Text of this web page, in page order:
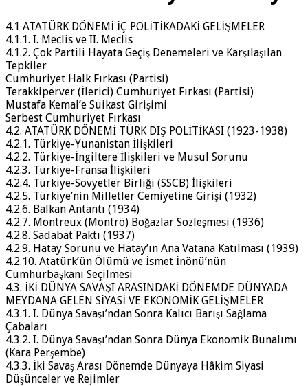
4.1 ATATÜRK DÖNEMİ İÇ POLİTİKADAKİ GELİŞMELER
4.1.1. I. Meclis ve II. Meclis
4.1.2. Çok Partili Hayata Geçiş Denemeleri ve Karşılaşılan
Tepkiler
Cumhuriyet Halk Fırkası (Partisi)
Terakkiperver (İlerici) Cumhuriyet Fırkası (Partisi)
Mustafa Kemal’e Suikast Girişimi
Serbest Cumhuriyet Fırkası
4.2. ATATÜRK DÖNEMİ TÜRK DIŞ POLİTİKASI (1923-1938)
4.2.1. Türkiye-Yunanistan İlişkileri
4.2.2. Türkiye-İngiltere İlişkileri ve Musul Sorunu
4.2.3. Türkiye-Fransa İlişkileri
4.2.4. Türkiye-Sovyetler Birliği (SSCB) İlişkileri
4.2.5. Türkiye’nin Milletler Cemiyetine Girişi (1932)
4.2.6. Balkan Antantı (1934)
4.2.7. Montreux (Montrö) Boğazlar Sözleşmesi (1936)
4.2.8. Sadabat Paktı (1937)
4.2.9. Hatay Sorunu ve Hatay’ın Ana Vatana Katılması (1939)
4.2.10. Atatürk’ün Ölümü ve İsmet İnönü’nün
Cumhurbaşkanı Seçilmesi
4.3. İKİ DÜNYA SAVAŞI ARASINDAKİ DÖNEMDE DÜNYADA
MEYDANA GELEN SİYASİ VE EKONOMİK GELİŞMELER
4.3.1. I. Dünya Savaşı’ndan Sonra Kalıcı Barışı Sağlama
Çabaları
4.3.2. I. Dünya Savaşı’ndan Sonra Dünya Ekonomik Bunalımı
(Kara Perşembe)
4.3.3. İki Savaş Arası Dönemde Dünyaya Hâkim Siyasi
Düşünceler ve Rejimler